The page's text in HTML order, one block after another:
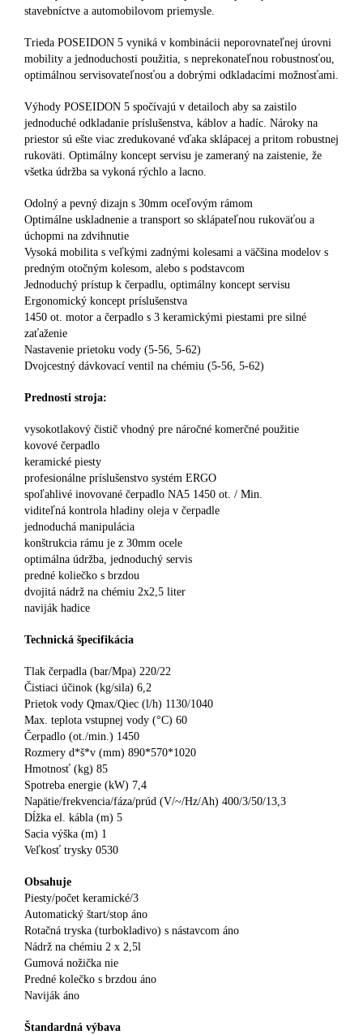
stavebníctve a automobilovom priemysle.
Trieda POSEIDON 5 vyniká v kombinácii neporovnateľnej úrovni
mobility a jednoduchosti použitia, s neprekonateľnou robustnosťou,
optimálnou servisovateľnosťou a dobrými odkladacími možnosťami.
Výhody POSEIDON 5 spočívajú v detailoch aby sa zaistilo
jednoduché odkladanie príslušenstva, káblov a hadíc. Nároky na
priestor sú ešte viac zredukované vďaka sklápacej a pritom robustnej
rukoväti. Optimálny koncept servisu je zameraný na zaistenie, že
všetka údržba sa vykoná rýchlo a lacno.
Odolný a pevný dizajn s 30mm oceľovým rámom
Optimálne uskladnenie a transport so sklápateľnou rukoväťou a
úchopmi na zdvihnutie
Vysoká mobilita s veľkými zadnými kolesami a väčšina modelov s
predným otočným kolesom, alebo s podstavcom
Jednoduchý prístup k čerpadlu, optimálny koncept servisu
Ergonomický koncept príslušenstva
1450 ot. motor a čerpadlo s 3 keramickými piestami pre silné
zaťaženie
Nastavenie prietoku vody (5-56, 5-62)
Dvojcestný dávkovací ventil na chémiu (5-56, 5-62)
Prednosti stroja:
vysokotlakový čistič vhodný pre náročné komerčné použitie
kovové čerpadlo
keramické piesty
profesionálne príslušenstvo systém ERGO
spoľahlivé inovované čerpadlo NA5 1450 ot. / Min.
viditeľná kontrola hladiny oleja v čerpadle
jednoduchá manipulácia
konštrukcia rámu je z 30mm ocele
optimálna údržba, jednoduchý servis
predné koliečko s brzdou
dvojitá nádrž na chémiu 2x2,5 liter
naviják hadice
Technická špecifikácia
Tlak čerpadla (bar/Mpa) 220/22
Čistiaci účinok (kg/sila) 6,2
Prietok vody Qmax/Qiec (l/h) 1130/1040
Max. teplota vstupnej vody (°C) 60
Čerpadlo (ot./min.) 1450
Rozmery d*š*v (mm) 890*570*1020
Hmotnosť (kg) 85
Spotreba energie (kW) 7,4
Napätie/frekvencia/fáza/prúd (V/~/Hz/Ah) 400/3/50/13,3
Dĺžka el. kábla (m) 5
Sacia výška (m) 1
Veľkosť trysky 0530
Obsahuje
Piesty/počet keramické/3
Automatický štart/stop áno
Rotačná tryska (turbokladivo) s nástavcom áno
Nádrž na chémiu 2 x 2,5l
Gumová nožička nie
Predné kolečko s brzdou áno
Naviják áno
Štandardná výbava